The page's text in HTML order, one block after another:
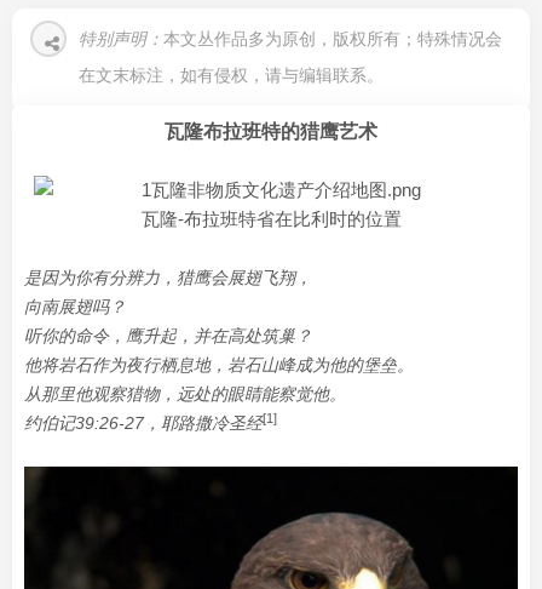
特别声明： 本文丛作品多为原创，版权所有；特殊情况会
在文末标注，如有侵权，请与编辑联系。
瓦隆布拉班特的猎鹰艺术
瓦隆-布拉班特省在比利时的位置
是因为你有分辨力，猎鹰会展翅飞翔，
向南展翅吗？
听你的命令，鹰升起，并在高处筑巢？
他将岩石作为夜行栖息地，岩石山峰成为他的堡垒。
从那里他观察猎物，远处的眼睛能察觉他。
约伯记39:26-27，耶路撒冷圣经[1]